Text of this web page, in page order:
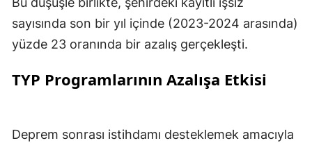
sayısında son bir yıl içinde (2023-2024 arasında)
yüzde 23 oranında bir azalış gerçekleşti.
TYP Programlarının Azalışa Etkisi
Deprem sonrası istihdamı desteklemek amacıyla